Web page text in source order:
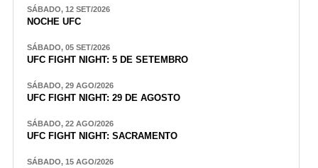
SÁBADO, 12 SET/2026
NOCHE UFC
SÁBADO, 05 SET/2026
UFC FIGHT NIGHT: 5 DE SETEMBRO
SÁBADO, 29 AGO/2026
UFC FIGHT NIGHT: 29 DE AGOSTO
SÁBADO, 22 AGO/2026
UFC FIGHT NIGHT: SACRAMENTO
SÁBADO, 15 AGO/2026